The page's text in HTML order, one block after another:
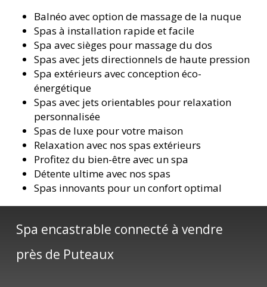
Balnéo avec option de massage de la nuque
Spas à installation rapide et facile
Spa avec sièges pour massage du dos
Spas avec jets directionnels de haute pression
Spa extérieurs avec conception éco-
énergétique
Spas avec jets orientables pour relaxation
personnalisée
Spas de luxe pour votre maison
Relaxation avec nos spas extérieurs
Profitez du bien-être avec un spa
Détente ultime avec nos spas
Spas innovants pour un confort optimal
Spa encastrable connecté à vendre
près de Puteaux